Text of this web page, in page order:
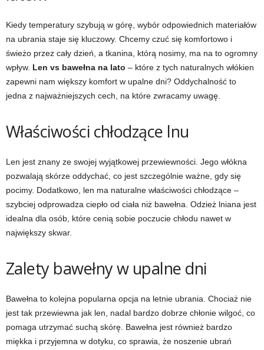
Kiedy temperatury szybują w górę, wybór odpowiednich materiałów
na ubrania staje się kluczowy. Chcemy czuć się komfortowo i
świeżo przez cały dzień, a tkanina, którą nosimy, ma na to ogromny
wpływ. Len vs bawełna na lato – które z tych naturalnych włókien
zapewni nam większy komfort w upalne dni? Oddychalność to
jedna z najważniejszych cech, na które zwracamy uwagę.
Właściwości chłodzące lnu
Len jest znany ze swojej wyjątkowej przewiewności. Jego włókna
pozwalają skórze oddychać, co jest szczególnie ważne, gdy się
pocimy. Dodatkowo, len ma naturalne właściwości chłodzące –
szybciej odprowadza ciepło od ciała niż bawełna. Odzież lniana jest
idealna dla osób, które cenią sobie poczucie chłodu nawet w
największy skwar.
Zalety bawełny w upalne dni
Bawełna to kolejna popularna opcja na letnie ubrania. Chociaż nie
jest tak przewiewna jak len, nadal bardzo dobrze chłonie wilgoć, co
pomaga utrzymać suchą skórę. Bawełna jest również bardzo
miękka i przyjemna w dotyku, co sprawia, że noszenie ubrań